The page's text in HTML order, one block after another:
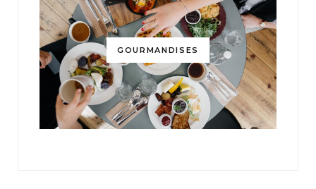
GOURMANDISES